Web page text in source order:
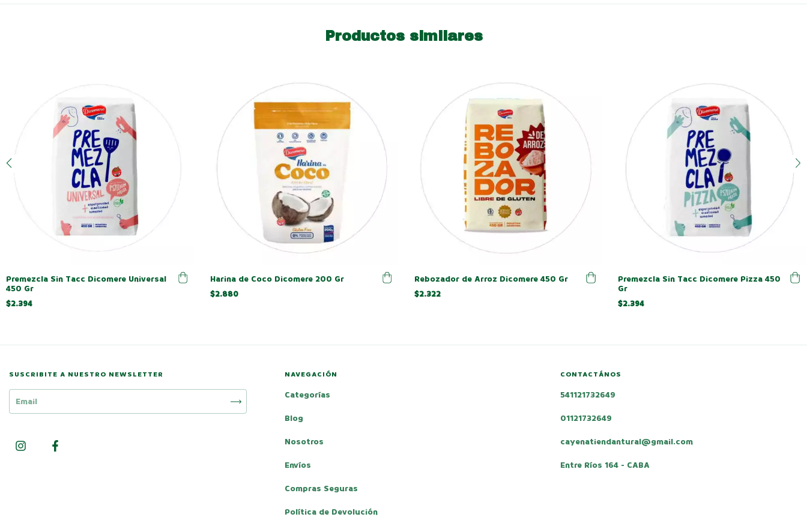
Productos similares
Premezcla Sin Tacc Dicomere Universal
450 Gr
$2.394
Harina de Coco Dicomere 200 Gr
$2.880
Rebozador de Arroz Dicomere 450 Gr
$2.322
Premezcla Sin Tacc Dicomere Pizza 450
Gr
$2.394
SUSCRIBITE A NUESTRO NEWSLETTER NAVEGACIÓN
Categorías
Blog
Nosotros
Envíos
Compras Seguras
Política de Devolución
CONTACTÁNOS
541121732649
01121732649
cayenatiendantural@gmail.com
Entre Ríos 164 - CABA